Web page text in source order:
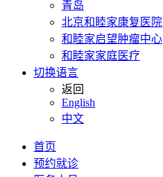
青岛
北京和睦家康复医院
和睦家启望肿瘤中心
和睦家家庭医疗
切换语言
返回
English
中文
首页
预约就诊